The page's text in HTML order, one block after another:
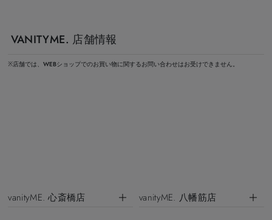
VANITYME. 店舗情報
※店舗では、WEBショップでのお買い物に関するお問い合わせはお受けできません。
vanityME. 心斎橋店 vanityME. 八幡筋店